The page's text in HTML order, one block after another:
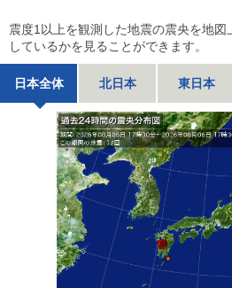
震度1以上を観測した地震の震央を地
しているかを見ることができます。
日本全体 北日本 東日本